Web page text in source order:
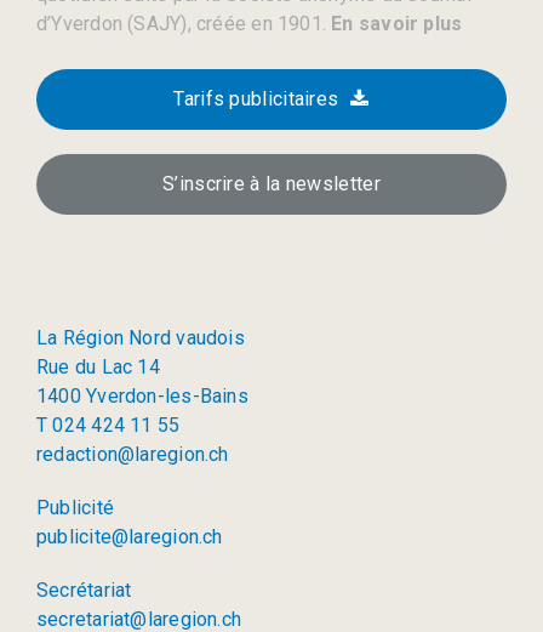
d’Yverdon (SAJY), créée en 1901. En savoir plus
Tarifs publicitaires
S’inscrire à la newsletter
La Région Nord vaudois
Rue du Lac 14
1400 Yverdon-les-Bains
T 024 424 11 55
redaction@laregion.ch
Publicité
publicite@laregion.ch
Secrétariat
secretariat@laregion.ch